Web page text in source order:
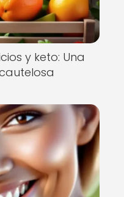
y keto: Una